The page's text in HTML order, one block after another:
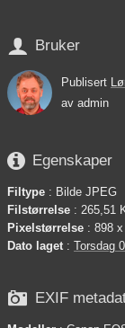
 Bruker
Publisert
av admin
 Egenskaper
Filtype : Bilde JPEG
Filstørrelse : 265,51
Pixelstørrelse : 898
Dato laget : Torsdag
 EXIF